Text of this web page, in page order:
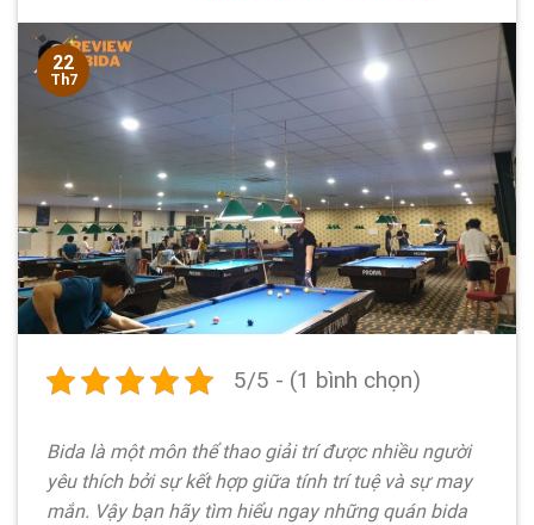
22
Th7
5/5 - (1 bình chọn)
Bida là một môn thể thao giải trí được nhiều người
yêu thích bởi sự kết hợp giữa tính trí tuệ và sự may
mắn. Vậy bạn hãy tìm hiểu ngay những quán bida